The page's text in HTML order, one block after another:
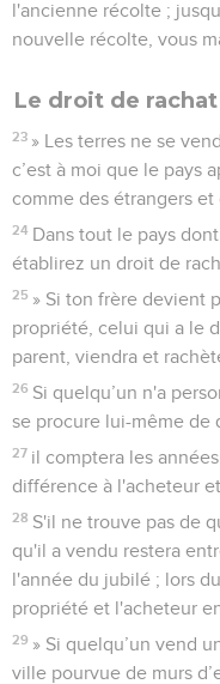
l'ancienne récolte ;
nouvelle récolte, vous
Le droit de
23 » Les terres ne se
c’est à moi que le pays
comme des étrangers et
24 Dans tout le pays
établirez un droit de
25 » Si ton frère devient
propriété, celui qui a le
parent, viendra et
26 Si quelqu’un n'a
se procure lui-même de
27 il comptera les
différence à l'acheteur
28 S'il ne trouve pas de
qu'il a vendu restera
l'année du jubilé ; lors
propriété et l'acheteur
29 » Si quelqu’un vend
ville pourvue de murs